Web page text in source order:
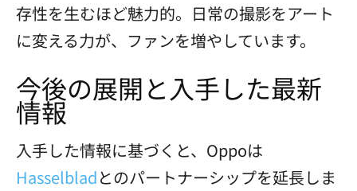
存性を生むほど魅力的。日常の撮影をアート
に変える力が、ファンを増やしています。
今後の展開と入手した最新
情報
入手した情報に基づくと、Oppoは
Hasselbladとのパートナーシップを延長しま